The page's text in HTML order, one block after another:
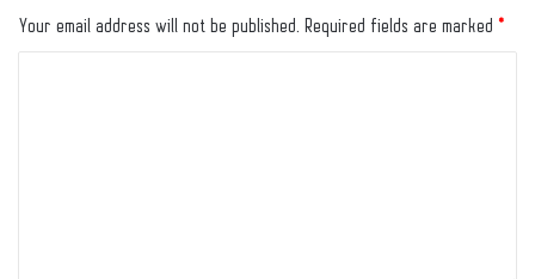
Your email address will not be published. Required fields are marked *